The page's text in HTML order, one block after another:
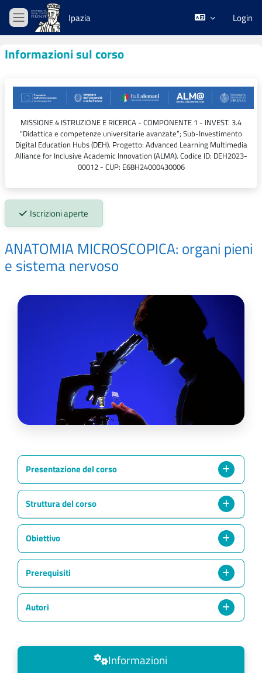
Vai al contenuto principale
Pannello laterale
Ipazia Login
Informazioni sul corso
MISSIONE 4 ISTRUZIONE E RICERCA - COMPONENTE 1 - INVEST. 3.4
“Didattica e competenze universitarie avanzate”; Sub-Investimento
Digital Education Hubs (DEH). Progetto: Advanced Learning Multimedia
Alliance for Inclusive Academic Innovation (ALMA). Codice ID: DEH2023-
00012 - CUP: E68H24000430006
Stato iscrizioni:
Iscrizioni aperte
ANATOMIA MICROSCOPICA: organi pieni
e sistema nervoso
Presentazione del corso
Struttura del corso
Obiettivo
Prerequisiti
Autori
Informazioni